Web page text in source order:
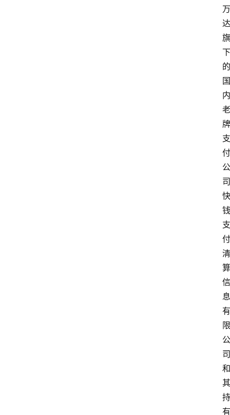
万
达
旗
下
的
国
内
老
牌
支
付
公
司
快
钱
支
付
清
算
信
息
有
限
公
司
和
其
持
有